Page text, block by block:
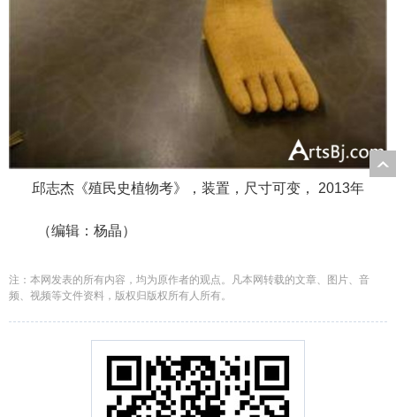
邱志杰《殖民史植物考》，装置，尺寸可变， 2013年
（编辑：杨晶）
注：本网发表的所有内容，均为原作者的观点。凡本网转载的文章、图片、音
频、视频等文件资料，版权归版权所有人所有。